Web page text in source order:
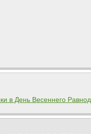
в День Весеннего